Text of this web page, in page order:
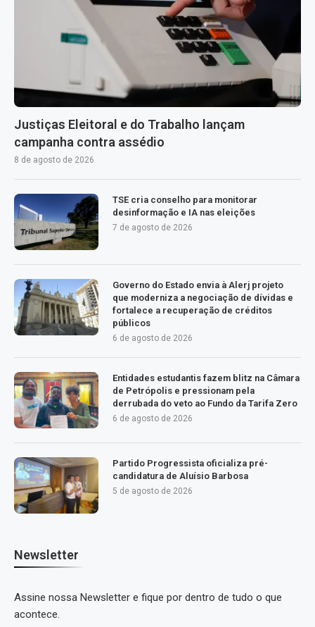
Justiças Eleitoral e do Trabalho lançam
campanha contra assédio
8 de agosto de 2026
TSE cria conselho para monitorar
desinformação e IA nas eleições
7 de agosto de 2026
Governo do Estado envia à Alerj projeto
que moderniza a negociação de dívidas e
fortalece a recuperação de créditos
públicos
6 de agosto de 2026
Entidades estudantis fazem blitz na Câmara
de Petrópolis e pressionam pela
derrubada do veto ao Fundo da Tarifa Zero
6 de agosto de 2026
Partido Progressista oficializa pré-
candidatura de Aluísio Barbosa
5 de agosto de 2026
Newsletter
Assine nossa Newsletter e fique por dentro de tudo o que
acontece.